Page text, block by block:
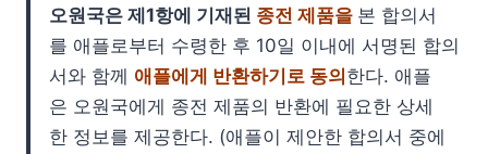
오원국은 제1항에 기재된 종전 제품을 본 합의서
를 애플로부터 수령한 후 10일 이내에 서명된 합의
서와 함께 애플에게 반환하기로 동의한다. 애플
은 오원국에게 종전 제품의 반환에 필요한 상세
한 정보를 제공한다. (애플이 제안한 합의서 중에